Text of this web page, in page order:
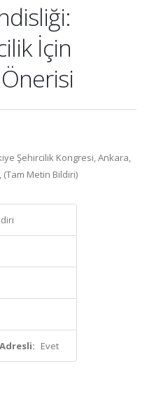
İçin
Şehircilik Kongresi, Ankara,
(Tam Metin Bildiri)
Evet